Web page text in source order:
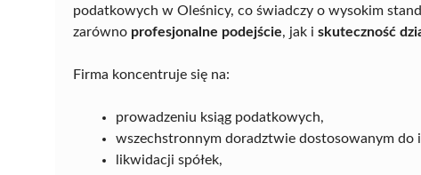
podatkowych w Oleśnicy, co świadczy o wysokim
zarówno profesjonalne podejście, jak i skuteczność
Firma koncentruje się na:
prowadzeniu ksiąg podatkowych,
wszechstronnym doradztwie dostosowanym do
likwidacji spółek,